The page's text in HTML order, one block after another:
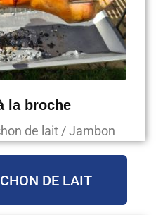
la broche
de lait / Jambon
DE LAIT